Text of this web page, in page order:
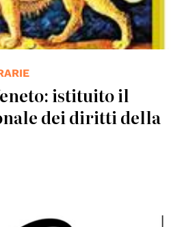
istituito il
dei diritti della